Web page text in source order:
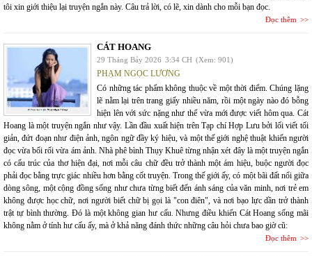
tôi xin giới thiệu lại truyện ngắn này. Câu trả lời, có lẽ, xin dành cho mỗi bạn đọc.
Đọc thêm
CÁT HOANG
29 Tháng Bảy 2026 3:34 CH (Xem: 901)
PHẠM NGỌC LƯƠNG
Có những tác phẩm không thuộc về một thời điểm. Chúng lặng
lẽ nằm lại trên trang giấy nhiều năm, rồi một ngày nào đó bỗng
hiện lên với sức nặng như thể vừa mới được viết hôm qua. Cát
Hoang là một truyện ngắn như vậy. Lần đầu xuất hiện trên Tạp chí Hợp Lưu bởi lối viết tối
giản, đứt đoạn như điện ảnh, ngôn ngữ đầy ký hiệu, và một thế giới nghệ thuật khiến người
đọc vừa bối rối vừa ám ảnh. Nhà phê bình Thụy Khuê từng nhận xét đây là một truyện ngắn
có cấu trúc của thơ hiện đại, nơi mỗi câu chữ đều trở thành một ám hiệu, buộc người đọc
phải đọc bằng trực giác nhiều hơn bằng cốt truyện. Trong thế giới ấy, có một bãi đất nổi giữa
dòng sông, một cộng đồng sống như chưa từng biết đến ánh sáng của văn minh, nơi trẻ em
không được học chữ, nơi người biết chữ bị gọi là "con điên", và nơi bạo lực dần trở thành
trật tự bình thường. Đó là một không gian hư cấu. Nhưng điều khiến Cát Hoang sống mãi
không nằm ở tính hư cấu ấy, mà ở khả năng đánh thức những câu hỏi chưa bao giờ cũ:
Đọc thêm